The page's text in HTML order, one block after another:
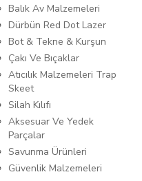
Balık Av Malzemeleri
Dürbün Red Dot Lazer
Bot & Tekne & Kurşun
Çakı Ve Bıçaklar
Atıcılık Malzemeleri Trap
Skeet
Silah Kılıfı
Aksesuar Ve Yedek
Parçalar
Savunma Ürünleri
Güvenlik Malzemeleri